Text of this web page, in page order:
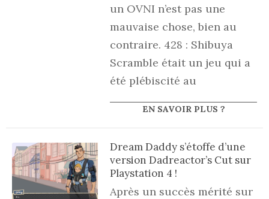
un OVNI n’est pas une
mauvaise chose, bien au
contraire. 428 : Shibuya
Scramble était un jeu qui a
été plébiscité au
EN SAVOIR PLUS ?
Dream Daddy s’étoffe d’une
version Dadreactor’s Cut sur
Playstation 4 !
Après un succès mérité sur